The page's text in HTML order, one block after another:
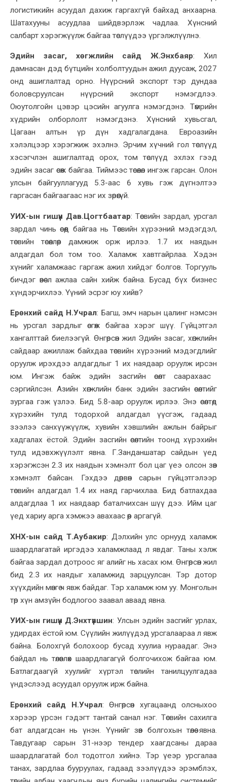
логистикийн асуудал дахиж гаргахгүй байхад анхаарна.
Шатахууны асуудлаа шийдвэрлэж чадлаа. Хүнсний
салбарт хэрэгжүүлж байгаа төслүүдээ үргэлжлүүлнэ.
Эдийн засаг, хөгжлийн сайд Ж.Энхбаяр: Хил
дамнасан дэд бүтцийн холболтуудын ажил дуусаж, 2027
онд ашиглалтад орно. Нүүрсний экспорт тэр дундаа
боловсруулсан нүүрсний экспорт нэмэгдлээ.
Оюутолгойн цэвэр цэсийн агуулга нэмэгдэнэ. Төмрийн
хүдрийн олборлолт нэмэгдэнэ. Хүнсний хувьсгал,
Цагаан алтын үр дүн хадгалагдана. Евроазийн
хэлэлцээр хэрэгжиж эхэлнэ. Эрчим хүчний гол төслүүд
хэсэгчлэн ашиглалтад орох, том төслүүд эхлэх гээд
эдийн засаг өсөж байгаа. Тиймээс төсөөлөл ингэж гарсан. Олон
улсын байгууллагууд 5.3-аас 6 хувь гэж дүгнэлтээ
гаргасан байгаагаас нэг их зөрөөгүй.
УИХ-ын гишүүн Дав.Цогтбаатар: Төсвийн зардал, урсгал
зардал чинь өсөөд байгаа нь Төсвийн хүрээний мэдэгдэл,
төсвийн төсөөллөөр дамжиж орж ирлээ. 1.7 их наядын
алдагдал бол том тоо. Халамж хавтгайрлаа. Хэдэн
хүнийг халамжаас гаргаж ажил хийдэг болгов. Торгууль
бичдэг өвөө л ажлаа сайн хийж байна. Бусад бүх бизнес
хүндэрчихлээ. Үүний эсрэг юу хийв?
Ерөнхий сайд Н.Учрал: Багш, эмч нарын цалинг нэмсэн
нь урсгал зардлыг өсгөж байгаахэрэг шүү. Гүйцэтгэл
хангалттай биелээгүй. Өнгөрсөн жил Эдийн засаг, хөгжлийн
сайдаар ажиллаж байхдаа төсвийн хүрээний мэдэгдлийг
оруулж ирэхдээ алдагдлыг 1 их наядаар оруулж ирсэн
юм. Ингэж байж эдийн засгийн өсөлт саарахаас
сэргийлсэн. Азийн хөгжлийн банк эдийн засгийн өсөлтийг
зургаа гэж үзлээ. Бид 5.8-аар оруулж ирлээ. Энэ өсөлтөд
хүрэхийн тулд тодорхой алдагдал үүсгэж, гадаад
зээлээ санхүүжүүлж, хувийн хэвшлийн ажлын байрыг
хадгалах ёстой. Эдийн засгийн өсөлтийн тоонд хүрэхийн
тулд идэвхжүүлэлт явна. Г.Занданшатар сайдын үед
хэрэгжсэн 2.3 их наядын хэмнэлт бол цаг үеэ олсон зөв
хэмнэлт байсан. Гэхдээ дөрвөн сарын гүйцэтгэлээр
төсвийн алдагдал 1.4 их наяд гарчихлаа. Бид батлахдаа
алдагдлаа 1 их наядаар баталчихсан шүү дээ. Ийм цаг
үед хариу арга хэмжээ авахаас өөр аргагүй.
ХНХ-ын сайд Т.Аубакир: Дэлхийн улс орнууд халамж
шаардлагатай иргэдээ халамжлаад л явдаг. Таны хэлж
байгаа зардал дотроос яг алийг нь хасах юм. Өнгөрсөн жил
бид 2.3 их наядыг халамжид зарцуулсан. Тэр дотор
хүүхдийн мөнгө ч явж байдаг. Тэр халамж юм уу. Монголын
төр хүн амзүйн бодлогоо заавал аваад явна.
УИХ-ын гишүүн Д.Энхтүвшин: Улсын эдийн засгийг урлах,
удирдах ёстой юм. Сүүлийн жилүүдэд урсгалаараа л явж
байна. Болохгүй болохоор бусад хуулиа нураадаг. Энэ
байдал нь төлөвлөх шаардлагагүй болгочихож байгаа юм.
Батлагдаагүй хуулийг хүртэл төслийн танилцуулгадаа
үндэслээд асуудал оруулж ирж байна.
Ерөнхий сайд Н.Учрал:Өнгөрсөн хугацаанд олсныхоо
хэрээр үрсэн гэдэгт тантай санал нэг. Төсвийн сахилга
бат алдагдсан нь үнэн. Үүнийг зөв болгохын төлөө явна.
Тавдугаар сарын 31-нээр тендер хаагдсаны дараа
шаардлагатай бол тодотгол хийнэ. Тэр үеэр урсгалаа
танах, зардлаа бууруулах, гадаад зээлүүдээ эрэмблэх,